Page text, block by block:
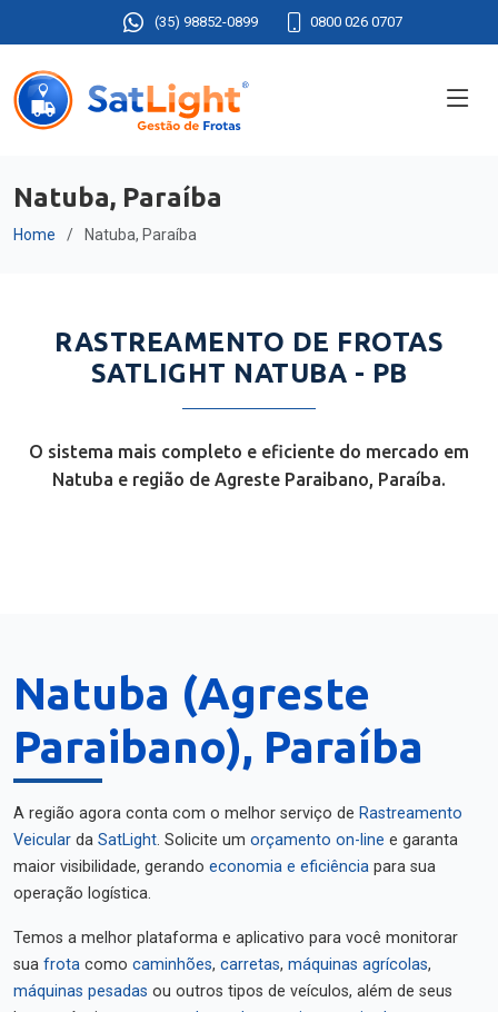
(35) 98852-0899 0800 026 0707
Natuba, Paraíba
Home Natuba, Paraíba
RASTREAMENTO DE FROTAS
SATLIGHT NATUBA - PB
O sistema mais completo e eficiente do mercado em
Natuba e região de Agreste Paraibano, Paraíba.
Natuba (Agreste
Paraibano), Paraíba
A região agora conta com o melhor serviço de Rastreamento
Veicular da SatLight. Solicite um orçamento on-line e garanta
maior visibilidade, gerando economia e eficiência para sua
operação logística.
Temos a melhor plataforma e aplicativo para você monitorar
sua frota como caminhões, carretas, máquinas agrícolas,
máquinas pesadas ou outros tipos de veículos, além de seus